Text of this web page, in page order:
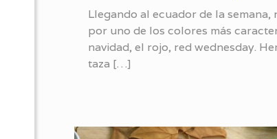
Llegando al ecuador de la semana,
por uno de los colores más
navidad, el rojo, red wednesday.
taza […]